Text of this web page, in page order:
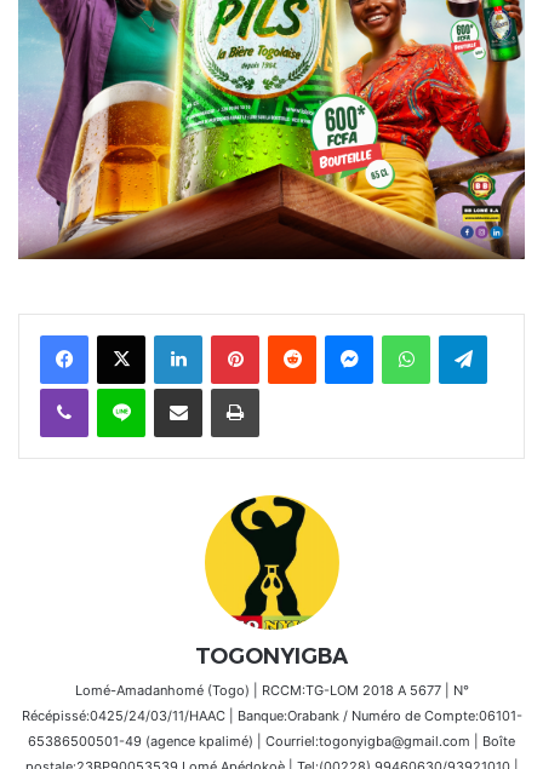
FacebookX Linkedin PinterestReddit MessengerWhatsAppTelegram
Viber Ligne Partager par email Imprimer
TOGONYIGBA
Lomé-Amadanhomé (Togo) | RCCM:TG-LOM 2018 A 5677 | N°
Récépissé:0425/24/03/11/HAAC | Banque:Orabank / Numéro de Compte:06101-
65386500501-49 (agence kpalimé) | Courriel:togonyigba@gmail.com | Boîte